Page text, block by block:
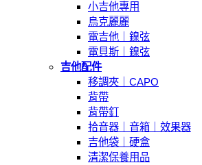
小吉他專用
烏克麗麗
電吉他｜鎳弦
電貝斯｜鎳弦
吉他配件
移調夾｜CAPO
背帶
背帶釘
拾音器｜音箱｜效果器
吉他袋｜硬盒
清潔保養用品